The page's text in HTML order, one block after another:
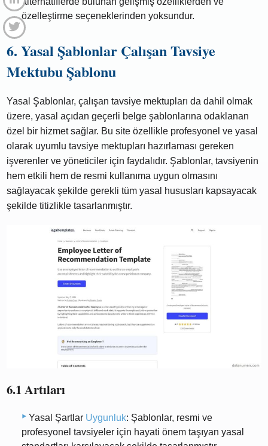
özelleştirme seçeneklerinden yoksundur.
6. Yasal Şablonlar Çalışan Tavsiye
Mektubu Şablonu
Yasal Şablonlar, çalışan tavsiye mektupları da dahil olmak
üzere, yasal açıdan geçerli belge şablonlarına odaklanan
özel bir hizmet sağlar. Bu site özellikle profesyonel ve yasal
olarak uyumlu tavsiye mektupları hazırlaması gereken
işverenler ve yöneticiler için faydalıdır. Şablonlar, tavsiyenin
hem etkili hem de resmi kullanıma uygun olmasını
sağlayacak şekilde gerekli tüm yasal hususları kapsayacak
şekilde titizlikle tasarlanmıştır.
6.1 Artıları
Yasal Şartlar Uygunluk: Şablonlar, resmi ve
profesyonel tavsiyeler için hayati önem taşıyan yasal